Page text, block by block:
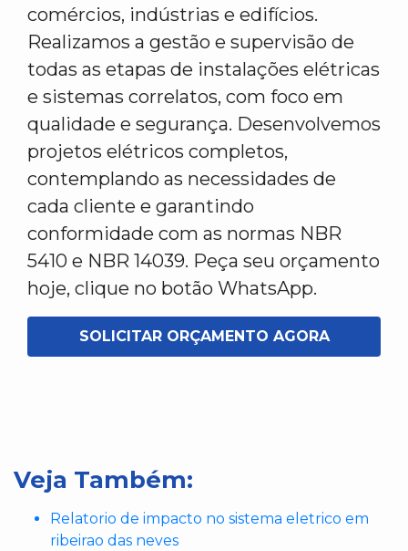
comércios, indústrias e edifícios.
Realizamos a gestão e supervisão de
todas as etapas de instalações elétricas
e sistemas correlatos, com foco em
qualidade e segurança. Desenvolvemos
projetos elétricos completos,
contemplando as necessidades de
cada cliente e garantindo
conformidade com as normas NBR
5410 e NBR 14039. Peça seu orçamento
hoje, clique no botão WhatsApp.
SOLICITAR ORÇAMENTO AGORA
Veja Também:
Relatorio de impacto no sistema eletrico em
ribeirao das neves